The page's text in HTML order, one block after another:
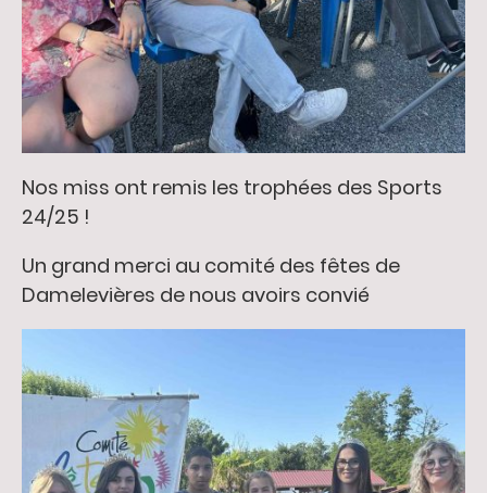
Nos miss ont remis les trophées des Sports
24/25 !
Un grand merci au comité des fêtes de
Damelevières de nous avoirs convié